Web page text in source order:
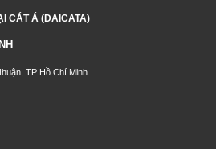
CÁT Á (DAICATA)
TP Hồ Chí Minh